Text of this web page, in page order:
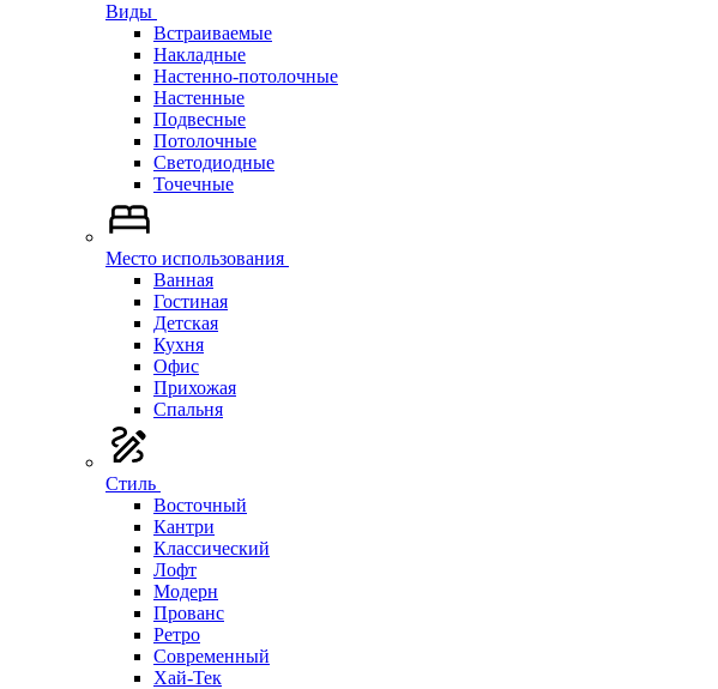
Виды
Встраиваемые
Накладные
Настенно-потолочные
Настенные
Подвесные
Потолочные
Светодиодные
Точечные
Место использования
Ванная
Гостиная
Детская
Кухня
Офис
Прихожая
Спальня
Стиль
Восточный
Кантри
Классический
Лофт
Модерн
Прованс
Ретро
Современный
Хай-Тек